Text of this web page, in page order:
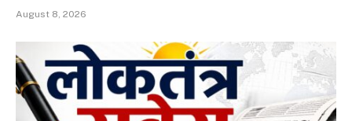
August 8, 2026